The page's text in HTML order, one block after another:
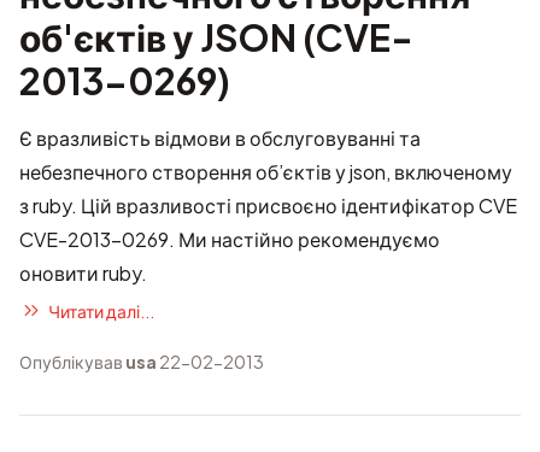
об'єктів у JSON (CVE-
2013-0269)
Є вразливість відмови в обслуговуванні та
небезпечного створення об’єктів у json, включеному
з ruby. Цій вразливості присвоєно ідентифікатор CVE
CVE-2013-0269. Ми настійно рекомендуємо
оновити ruby.
Читати далі...
Опублікував usa 22-02-2013